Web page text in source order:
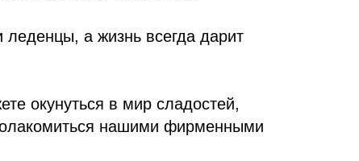
а жизнь всегда дарит
окунуться в мир сладостей,
нашими фирменными